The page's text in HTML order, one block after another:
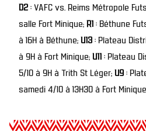
D2 : VAFC vs. Reims Métropole
salle Fort Minique; R1 : Béthune
à 16H à Béthune; U13 : Plateau
à 9H à Fort Minique; U11 : Plateau
5/10 à 9H à Trith St Léger; U9 :
samedi 4/10 à 13H30 à Fort